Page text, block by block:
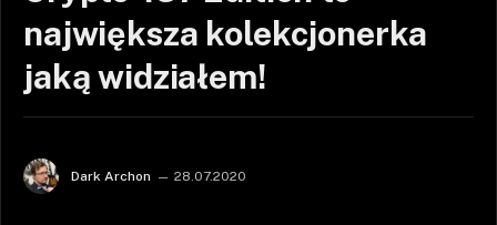
największa kolekcjonerka
jaką widziałem!
Dark Archon 28.07.2020